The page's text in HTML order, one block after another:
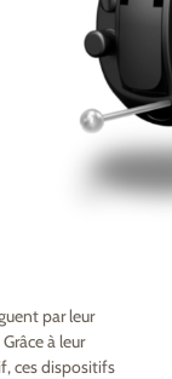
par leur
à leur
ces dispositifs